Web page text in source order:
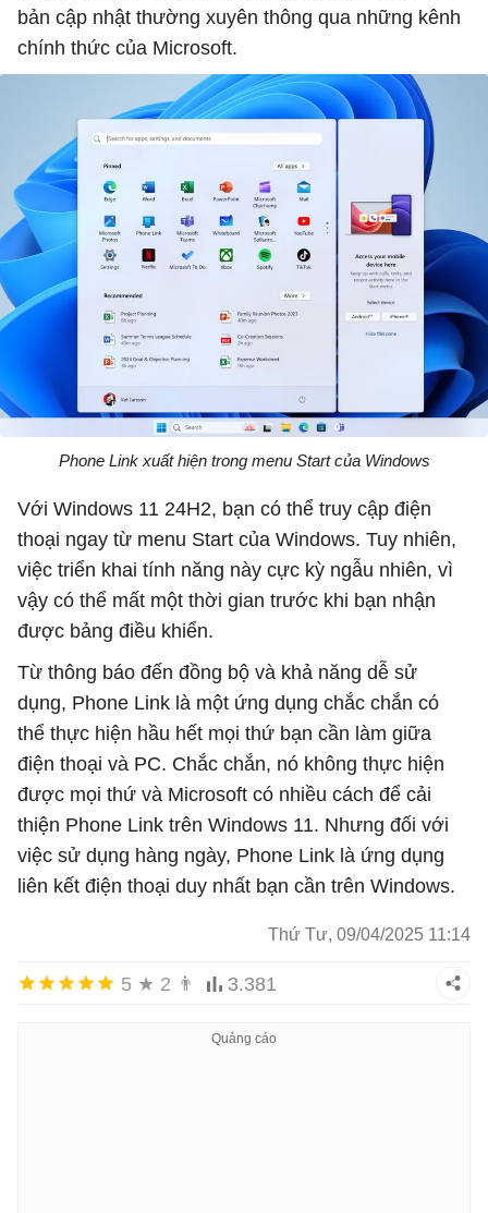
bản cập nhật thường xuyên thông qua những kênh
chính thức của Microsoft.
Phone Link xuất hiện trong menu Start của Windows
Với Windows 11 24H2, bạn có thể truy cập điện
thoại ngay từ menu Start của Windows. Tuy nhiên,
việc triển khai tính năng này cực kỳ ngẫu nhiên, vì
vậy có thể mất một thời gian trước khi bạn nhận
được bảng điều khiển.
Từ thông báo đến đồng bộ và khả năng dễ sử
dụng, Phone Link là một ứng dụng chắc chắn có
thể thực hiện hầu hết mọi thứ bạn cần làm giữa
điện thoại và PC. Chắc chắn, nó không thực hiện
được mọi thứ và Microsoft có nhiều cách để cải
thiện Phone Link trên Windows 11. Nhưng đối với
việc sử dụng hàng ngày, Phone Link là ứng dụng
liên kết điện thoại duy nhất bạn cần trên Windows.
Thứ Tư, 09/04/2025 11:14
5 ★ 2 👨 3.381